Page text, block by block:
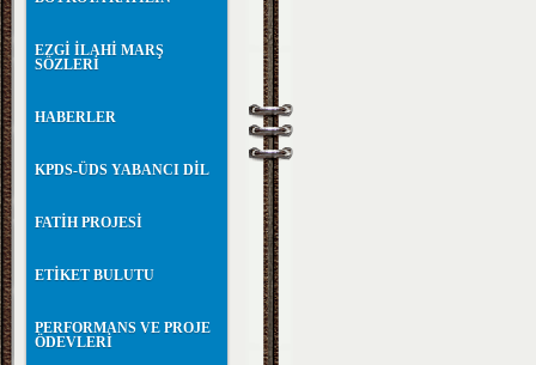
EZGİ İLAHİ MARŞ
SÖZLERİ
HABERLER
KPDS-ÜDS YABANCI DİL
FATİH PROJESİ
ETİKET BULUTU
PERFORMANS VE PROJE
ÖDEVLERİ